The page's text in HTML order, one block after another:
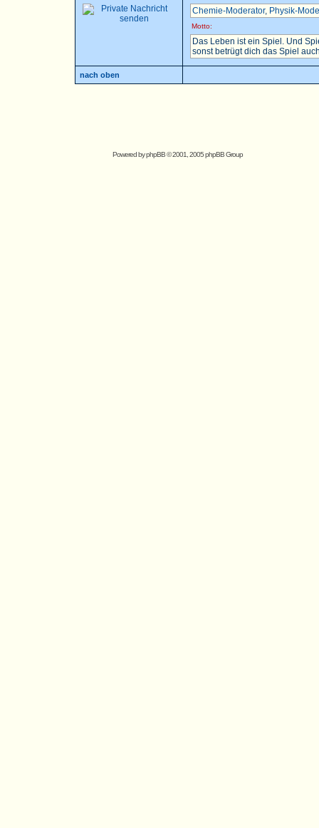
Chemie-Moderator, Physik-
Motto:
Das Leben ist ein Spiel. Und
sonst betrügt dich das Spiel
nach oben
Powered byphpBB© 2001, 2005 phpBB Group